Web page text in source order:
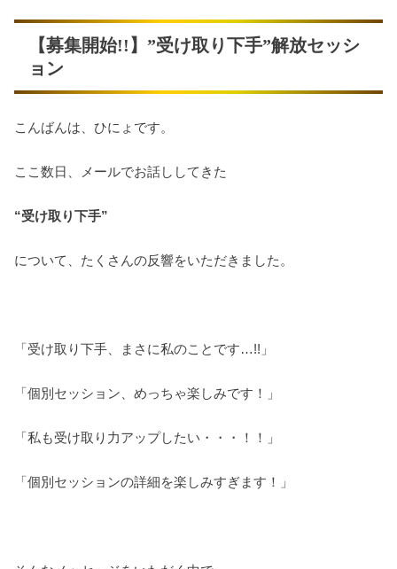
【募集開始!!】”受け取り下手”解放セッシ
ョン
こんばんは、ひにょです。
ここ数日、メールでお話ししてきた
“受け取り下手”
について、たくさんの反響をいただきました。
「受け取り下手、まさに私のことです…!!」
「個別セッション、めっちゃ楽しみです！」
「私も受け取り力アップしたい・・・！！」
「個別セッションの詳細を楽しみすぎます！」